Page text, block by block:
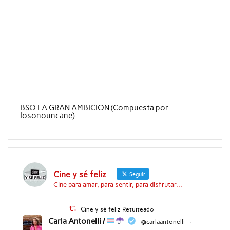
BSO LA GRAN AMBICION (Compuesta por
Iosonouncane)
Cine y sé feliz Seguir
Cine para amar, para sentir, para disfrutar...
Cine y sé feliz Retuiteado
Carla Antonelli / @carlaantonelli
·